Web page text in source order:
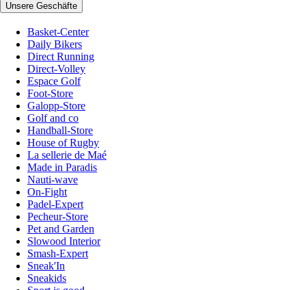
Unsere Geschäfte
Basket-Center
Daily Bikers
Direct Running
Direct-Volley
Espace Golf
Foot-Store
Galopp-Store
Golf and co
Handball-Store
House of Rugby
La sellerie de Maé
Made in Paradis
Nauti-wave
On-Fight
Padel-Expert
Pecheur-Store
Pet and Garden
Slowood Interior
Smash-Expert
Sneak'In
Sneakids